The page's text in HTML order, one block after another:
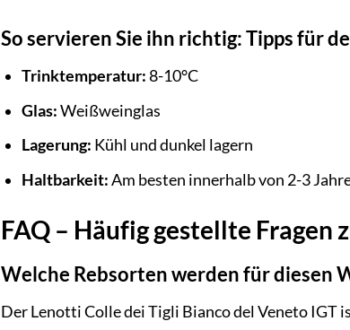
So servieren Sie ihn richtig: Tipps für
Trinktemperatur:8-10°C
Glas:Weißweinglas
Lagerung: Kühl und dunkel lagern
Haltbarkeit:Am besten innerhalb von 2-3
FAQ – Häufig gestellte Fragen
Welche Rebsorten werden für diesen
Der Lenotti Colle dei Tigli Bianco del Veneto IGT